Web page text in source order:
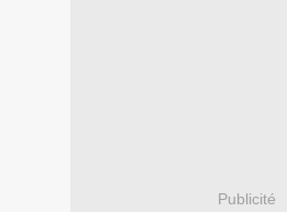
Publicité